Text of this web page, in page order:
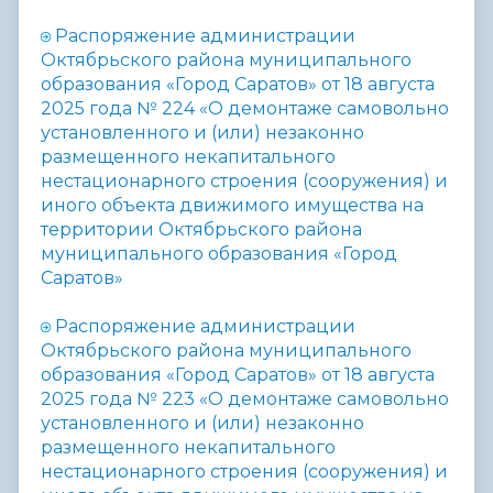
Распоряжение администрации
Октябрьского района муниципального
образования «Город Саратов» от 18 августа
2025 года № 224 «О демонтаже самовольно
установленного и (или) незаконно
размещенного некапитального
нестационарного строения (сооружения) и
иного объекта движимого имущества на
территории Октябрьского района
муниципального образования «Город
Саратов»
Распоряжение администрации
Октябрьского района муниципального
образования «Город Саратов» от 18 августа
2025 года № 223 «О демонтаже самовольно
установленного и (или) незаконно
размещенного некапитального
нестационарного строения (сооружения) и